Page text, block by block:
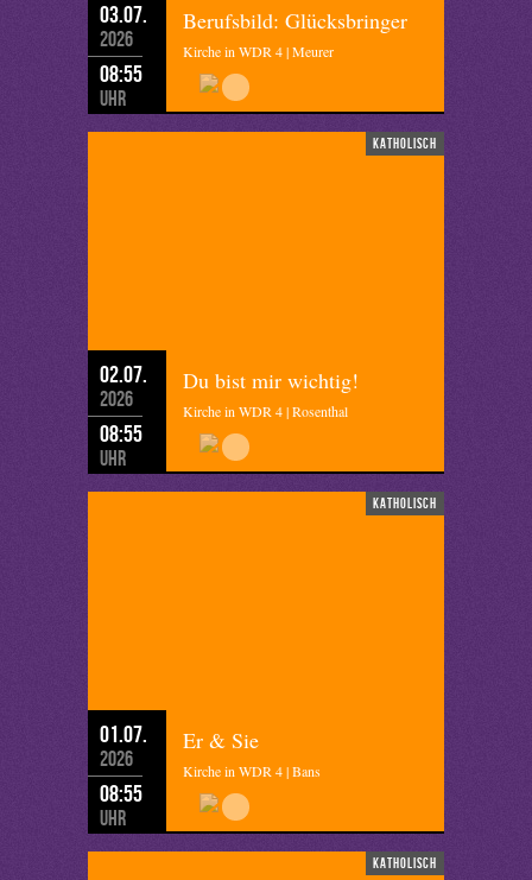
03.07.
2026
08:55
Uhr
Berufsbild: Glücksbringer
Kirche in WDR 4 | Meurer
katholisch
02.07.
2026
08:55
Uhr
Du bist mir wichtig!
Kirche in WDR 4 | Rosenthal
katholisch
01.07.
2026
08:55
Uhr
Er & Sie
Kirche in WDR 4 | Bans
katholisch